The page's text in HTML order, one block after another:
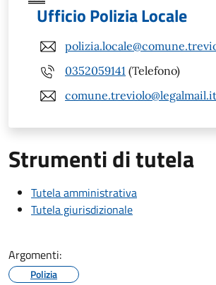
Ufficio Polizia Locale
0352059141 (Telefono)
comune.treviolo@legalmail.it
Strumenti di tutela
Tutela amministrativa
Tutela giurisdizionale
Argomenti:
Polizia